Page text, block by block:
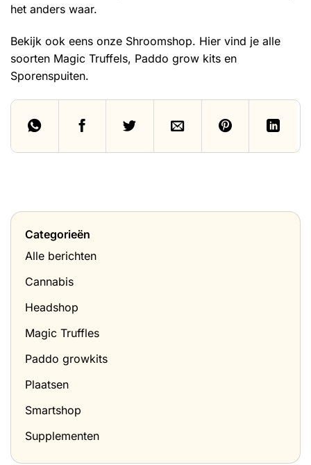
het anders waar.
Bekijk ook eens onze Shroomshop. Hier vind je alle
soorten Magic Truffels, Paddo grow kits en
Sporenspuiten.
Categorieën
Alle berichten
Cannabis
Headshop
Magic Truffles
Paddo growkits
Plaatsen
Smartshop
Supplementen